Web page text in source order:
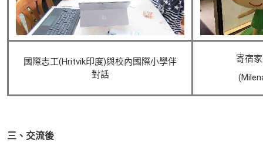
國際志工(Hritvik印度)與校內國際小學伴
對話
寄宿
三、交流後